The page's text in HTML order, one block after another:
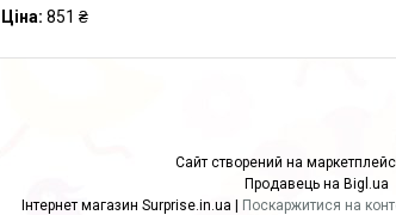
Ціна: 851 ₴
Сайт створений на
Продавець на Bigl.ua
Інтернет магазин Surprise.in.ua | Поскаржитися на